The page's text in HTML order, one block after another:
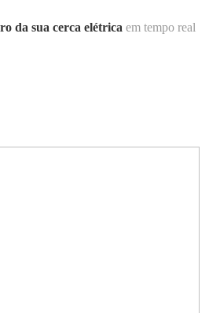
da sua cerca elétrica em tempo real